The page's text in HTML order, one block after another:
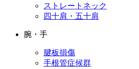
ストレートネック
四十肩・五十肩
腕・手
腱板損傷
手根管症候群